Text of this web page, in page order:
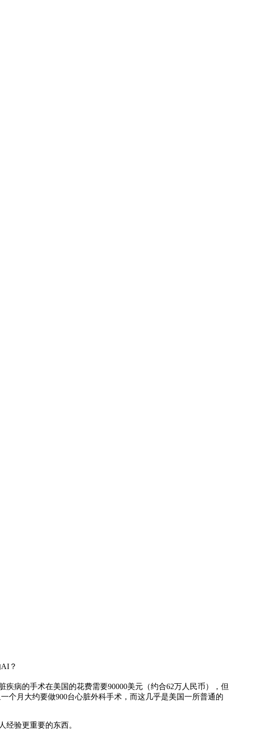
病的手术在美国的花费需要90000美元（约合62万人民币），但
个月大约要做900台心脏外科手术，而这几乎是美国一所普通的
验更重要的东西。